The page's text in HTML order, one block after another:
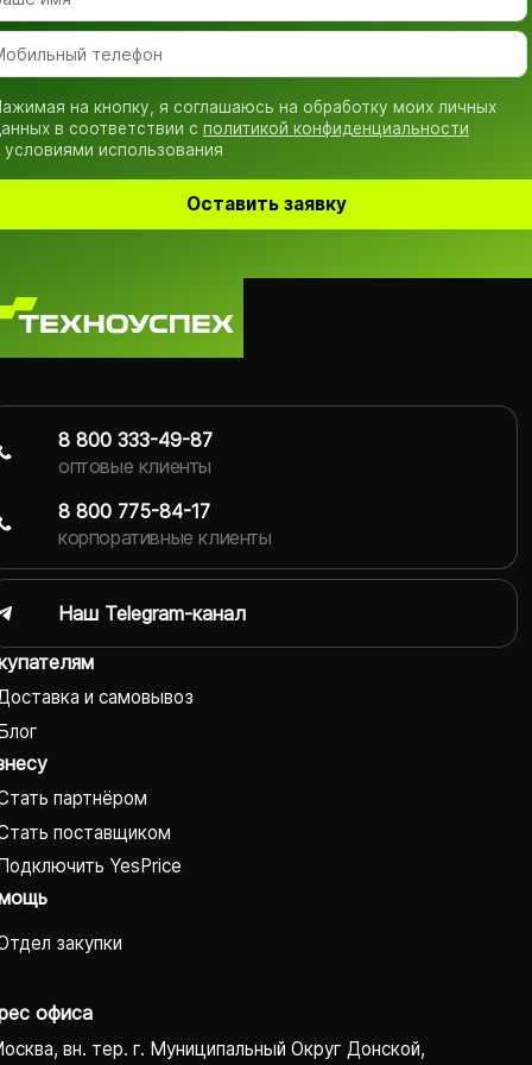
на кнопку, я соглашаюсь на обработку моих личных
в соответствии с политикой конфиденциальности
условиями использования
Оставить заявку
и самовывоз
партнёром
поставщиком
YesPrice
закупки
офиса
вн. тер. г. Муниципальный Округ Донской,
8 800 333-49-87
оптовые клиенты
8 800 775-84-17
корпоративные клиенты
Наш Telegram-канал